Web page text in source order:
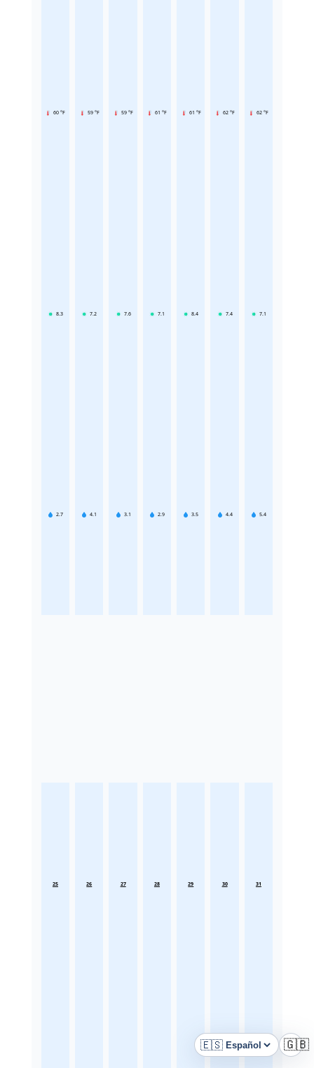
60 °F
8.3
2.7
59 °F
7.2
4.1
59 °F
7.6
3.1
61 °F
7.1
2.9
61 °F
8.4
3.5
62 °F
7.4
4.4
62 °F
7.1
5.4
25 26 27 28 29 30 31
🇪🇸
Idioma 🇬🇧